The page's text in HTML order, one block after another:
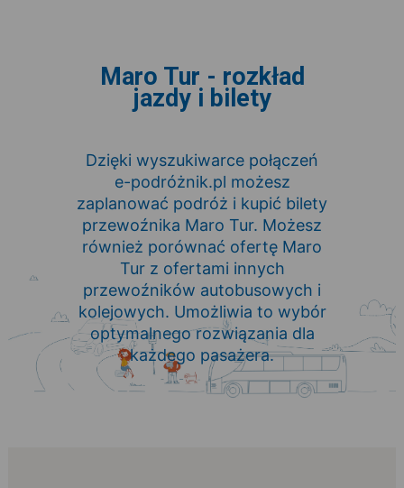
Maro Tur - rozkład
jazdy i bilety
Dzięki wyszukiwarce połączeń
e-podróżnik.pl możesz
zaplanować podróż i kupić bilety
przewoźnika Maro Tur. Możesz
również porównać ofertę Maro
Tur z ofertami innych
przewoźników autobusowych i
kolejowych. Umożliwia to wybór
optymalnego rozwiązania dla
każdego pasażera.